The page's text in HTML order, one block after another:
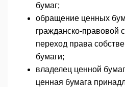
бумаг;
обращение ценных
гражданско-правовой
переход права
бумаги;
владелец ценной
ценная бумага